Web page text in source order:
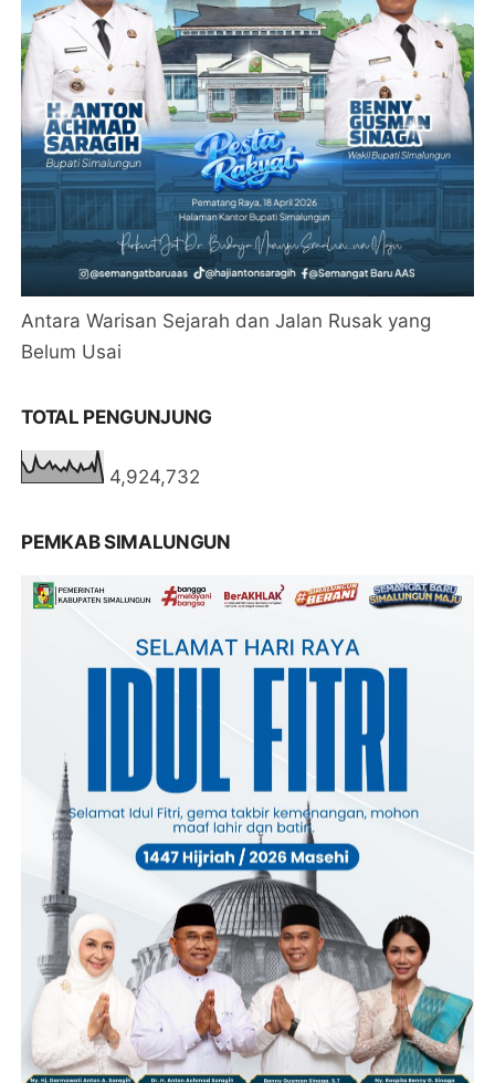
Antara Warisan Sejarah dan Jalan Rusak yang
Belum Usai
TOTAL PENGUNJUNG
4,924,732
PEMKAB SIMALUNGUN